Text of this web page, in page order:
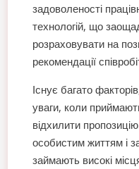
задоволеності
технологій, що
розраховувати на
рекомендації
Існує багато
уваги, коли
відхилити
особистим життям і
займають високі